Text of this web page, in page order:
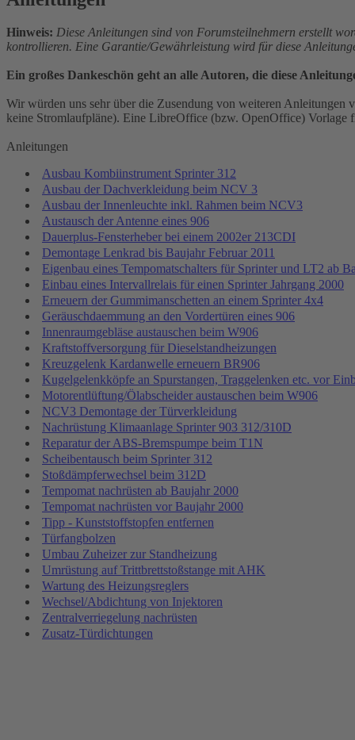
Hinweis: Diese Anleitungen sind von Forumsteilnehmern erstellt
kontrollieren. Eine Garantie/Gewährleistung wird für diese
Ein großes Dankeschön geht an alle Autoren, die diese
Wir würden uns sehr über die Zusendung von weiteren
keine Stromlaufpläne). Eine LibreOffice (bzw. OpenOffice) Vorlage
Anleitungen
Ausbau Kombiinstrument Sprinter 312
Ausbau der Dachverkleidung beim NCV 3
Ausbau der Innenleuchte inkl. Rahmen beim NCV3
Austausch der Antenne eines 906
Dauerplus-Fensterheber bei einem 2002er 213CDI
Demontage Lenkrad bis Baujahr Februar 2011
Eigenbau eines Tempomatschalters für Sprinter und LT2 ab
Einbau eines Intervallrelais für einen Sprinter Jahrgang 2000
Erneuern der Gummimanschetten an einem Sprinter 4x4
Geräuschdaemmung an den Vordertüren eines 906
Innenraumgebläse austauschen beim W906
Kraftstoffversorgung für Dieselstandheizungen
Kreuzgelenk Kardanwelle erneuern BR906
Kugelgelenkköpfe an Spurstangen, Traggelenken etc. vor
Motorentlüftung/Ölabscheider austauschen beim W906
NCV3 Demontage der Türverkleidung
Nachrüstung Klimaanlage Sprinter 903 312/310D
Reparatur der ABS-Bremspumpe beim T1N
Scheibentausch beim Sprinter 312
Stoßdämpferwechsel beim 312D
Tempomat nachrüsten ab Baujahr 2000
Tempomat nachrüsten vor Baujahr 2000
Tipp - Kunststoffstopfen entfernen
Türfangbolzen
Umbau Zuheizer zur Standheizung
Umrüstung auf Trittbrettstoßstange mit AHK
Wartung des Heizungsreglers
Wechsel/Abdichtung von Injektoren
Zentralverriegelung nachrüsten
Zusatz-Türdichtungen